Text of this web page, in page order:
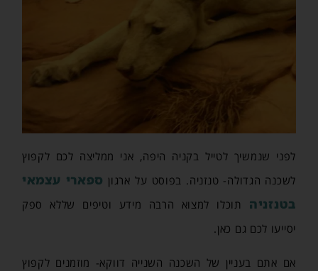
לפני שנמשיך לטייל בקניה היפה, אני ממליצה לכם לקפוץ
לשכנה הגדולה- טנזניה. בפוסט על ארגון ספארי עצמאי
בטנזניה תוכלו למצוא הרבה מידע וטיפים שללא ספק
יסייעו לכם גם כאן.
אם אתם בעניין של השכנה השנייה דווקא- מוזמנים לקפוץ